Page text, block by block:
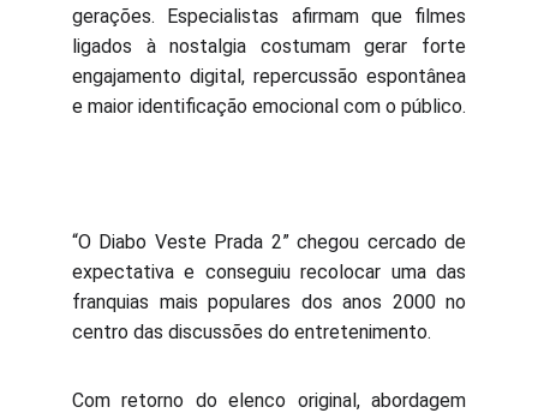
gerações. Especialistas afirmam que filmes
ligados à nostalgia costumam gerar forte
engajamento digital, repercussão espontânea
e maior identificação emocional com o público.
“O Diabo Veste Prada 2” chegou cercado de
expectativa e conseguiu recolocar uma das
franquias mais populares dos anos 2000 no
centro das discussões do entretenimento.
Com retorno do elenco original, abordagem